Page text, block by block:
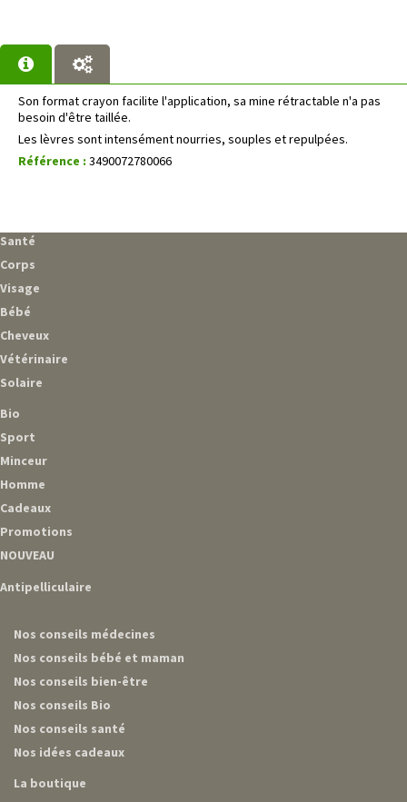
Son format crayon facilite l'application, sa mine rétractable n'a pas
besoin d'être taillée.
Les lèvres sont intensément nourries, souples et repulpées.
Référence : 3490072780066
Santé
Corps
Visage
Bébé
Cheveux
Vétérinaire
Solaire
Bio
Sport
Minceur
Homme
Cadeaux
Promotions
NOUVEAU
Antipelliculaire
Nos conseils médecines
Nos conseils bébé et maman
Nos conseils bien-être
Nos conseils Bio
Nos conseils santé
Nos idées cadeaux
La boutique